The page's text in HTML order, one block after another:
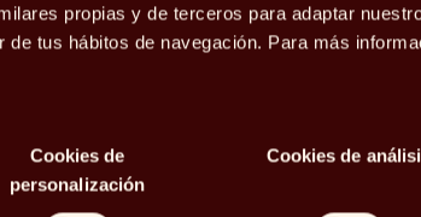
propias y de terceros para adaptar
de tus hábitos de navegación. Para más
Cookies de
personalización
Cookies de
o